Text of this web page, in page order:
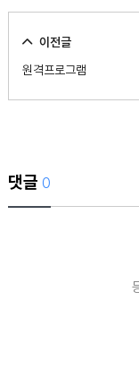
이전글
원격프로그램
댓글 0